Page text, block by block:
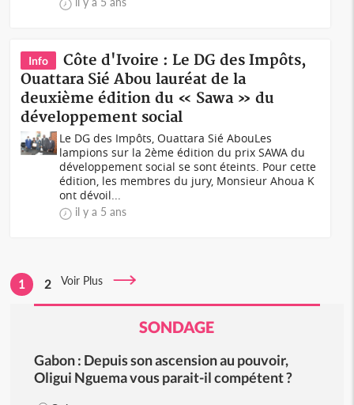
Info
Côte d'Ivoire : Le DG des Impôts,
Ouattara Sié Abou lauréat de la
deuxième édition du « Sawa » du
développement social
Le DG des Impôts, Ouattara Sié AbouLes
lampions sur la 2ème édition du prix SAWA du
développement social se sont éteints. Pour cette
édition, les membres du jury, Monsieur Ahoua K
ont dévoil...
il y a 5 ans
1 2 Voir Plus
SONDAGE
Gabon : Depuis son ascension au pouvoir,
Oligui Nguema vous parait-il compétent ?